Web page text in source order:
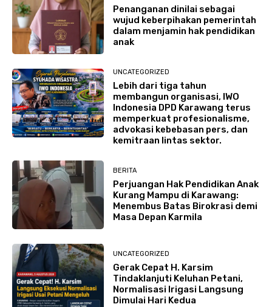
Penanganan dinilai sebagai
wujud keberpihakan pemerintah
dalam menjamin hak pendidikan
anak
UNCATEGORIZED
Lebih dari tiga tahun
membangun organisasi, IWO
Indonesia DPD Karawang terus
memperkuat profesionalisme,
advokasi kebebasan pers, dan
kemitraan lintas sektor.
BERITA
Perjuangan Hak Pendidikan Anak
Kurang Mampu di Karawang:
Menembus Batas Birokrasi demi
Masa Depan Karmila
UNCATEGORIZED
Gerak Cepat H. Karsim
Tindaklanjuti Keluhan Petani,
Normalisasi Irigasi Langsung
Dimulai Hari Kedua